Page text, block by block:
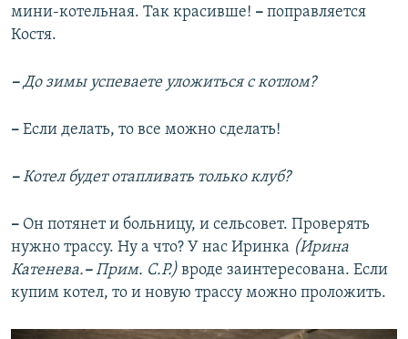
мини-котельная. Так красивше! – поправляется
Костя.
– До зимы успеваете уложиться с котлом?
– Если делать, то все можно сделать!
– Котел будет отапливать только клуб?
– Он потянет и больницу, и сельсовет. Проверять
нужно трассу. Ну а что? У нас Иринка (Ирина
Катенева.–Прим. С.Р.) вроде заинтересована. Если
купим котел, то и новую трассу можно проложить.